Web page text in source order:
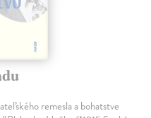
remesla a bohatstve